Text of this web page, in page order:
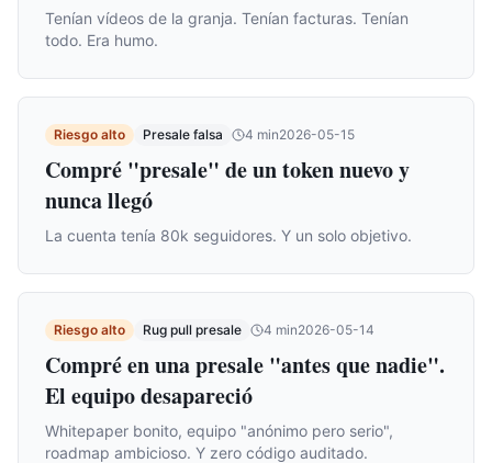
Tenían vídeos de la granja. Tenían facturas. Tenían
todo. Era humo.
Riesgo alto Presale falsa 4 min2026-05-15
Compré "presale" de un token nuevo y
nunca llegó
La cuenta tenía 80k seguidores. Y un solo objetivo.
Riesgo alto Rug pull presale 4 min2026-05-14
Compré en una presale "antes que nadie".
El equipo desapareció
Whitepaper bonito, equipo "anónimo pero serio",
roadmap ambicioso. Y zero código auditado.